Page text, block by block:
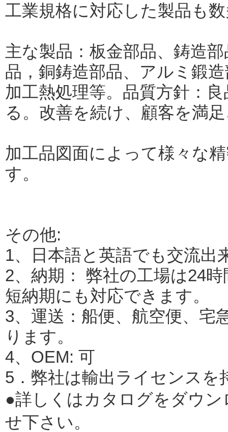
工業規格に対応した製品も
主な製品：板金部品、鋳造
品，銅鋳造部品、アルミ鍛
加工熱処理等。品質方針：
る。改善を続け、顧客を満
加工品図面によって様々な
す。
その他:
1、日本語と英語でも交流出
2、納期： 弊社の工場は24
短納期にも対応できます。
3、運送：船便、航空便、宅
ります。
4、OEM: 可
5．弊社は輸出ライセンスを
●詳しくはカタログをダウ
せ下さい。